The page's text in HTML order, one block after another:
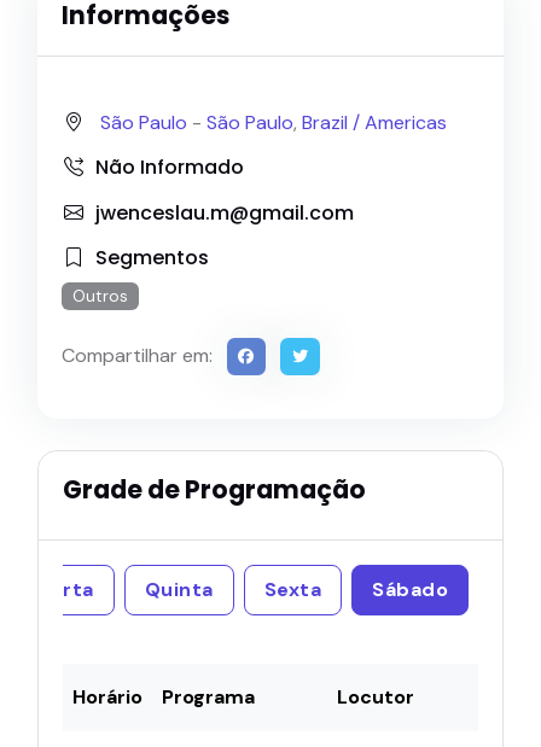
Informações
São Paulo - São Paulo, Brazil /Americas
Não Informado
jwenceslau.m@gmail.com
Segmentos
Outros
Compartilhar em:
Grade de Programação
Quarta Quinta Sexta Sábado
Horário Programa Locutor